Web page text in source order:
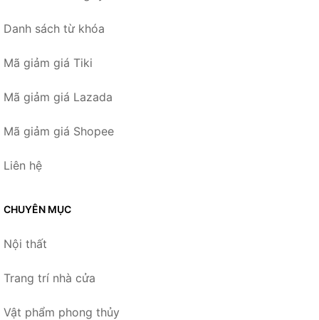
Danh sách từ khóa
Mã giảm giá Tiki
Mã giảm giá Lazada
Mã giảm giá Shopee
Liên hệ
CHUYÊN MỤC
Nội thất
Trang trí nhà cửa
Vật phẩm phong thủy